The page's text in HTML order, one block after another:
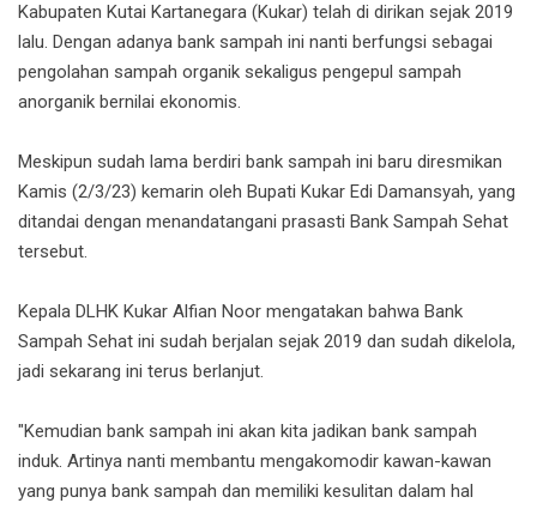
Kabupaten Kutai Kartanegara (Kukar) telah di dirikan sejak 2019
lalu. Dengan adanya bank sampah ini nanti berfungsi sebagai
pengolahan sampah organik sekaligus pengepul sampah
anorganik bernilai ekonomis.
Meskipun sudah lama berdiri bank sampah ini baru diresmikan
Kamis (2/3/23) kemarin oleh Bupati Kukar Edi Damansyah, yang
ditandai dengan menandatangani prasasti Bank Sampah Sehat
tersebut.
Kepala DLHK Kukar Alfian Noor mengatakan bahwa Bank
Sampah Sehat ini sudah berjalan sejak 2019 dan sudah dikelola,
jadi sekarang ini terus berlanjut.
"Kemudian bank sampah ini akan kita jadikan bank sampah
induk. Artinya nanti membantu mengakomodir kawan-kawan
yang punya bank sampah dan memiliki kesulitan dalam hal